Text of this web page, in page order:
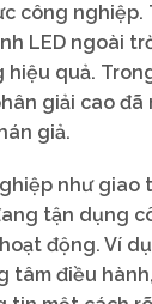
công nghiệp.
LED ngoài
quả.
giải cao
giả.
như giao
tận dụng
động. Ví
tâm điều